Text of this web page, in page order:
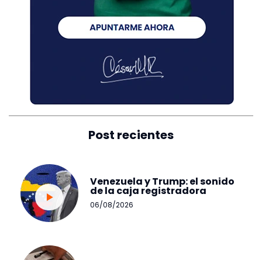
Post recientes
Venezuela y Trump: el sonido
de la caja registradora
06/08/2026